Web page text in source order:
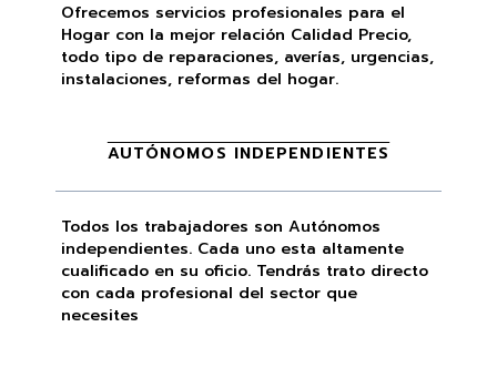
Ofrecemos servicios profesionales para el
Hogar con la mejor relación Calidad Precio,
todo tipo de reparaciones, averías, urgencias,
instalaciones, reformas del hogar.
AUTÓNOMOS INDEPENDIENTES
Todos los trabajadores son Autónomos
independientes. Cada uno esta altamente
cualificado en su oficio. Tendrás trato directo
con cada profesional del sector que
necesites